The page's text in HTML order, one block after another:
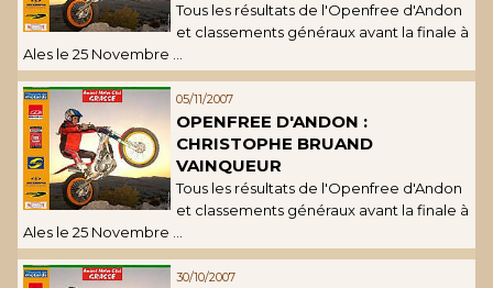
Tous les résultats de l'Openfree d'Andon
et classements généraux avant la finale à
Ales le 25 Novembre ...
05/11/2007
OPENFREE D'ANDON :
CHRISTOPHE BRUAND
VAINQUEUR
Tous les résultats de l'Openfree d'Andon
et classements généraux avant la finale à
Ales le 25 Novembre ...
30/10/2007